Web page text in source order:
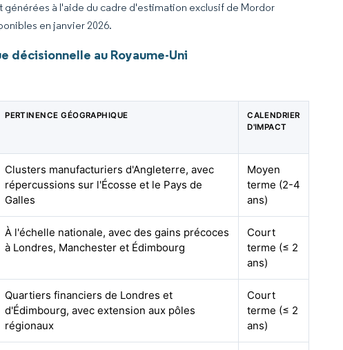
à l'aide du cadre d'estimation exclusif de Mordor
en janvier 2026.
au Royaume-Uni
PERTINENCE GÉOGRAPHIQUE
CALENDRIER
D'IMPACT
Clusters manufacturiers d'Angleterre, avec
répercussions sur l'Écosse et le Pays de
Galles
Moyen
terme (2-4
ans)
À l'échelle nationale, avec des gains précoces
à Londres, Manchester et Édimbourg
Court
terme (≤ 2
ans)
Quartiers financiers de Londres et
d'Édimbourg, avec extension aux pôles
régionaux
Court
terme (≤ 2
ans)